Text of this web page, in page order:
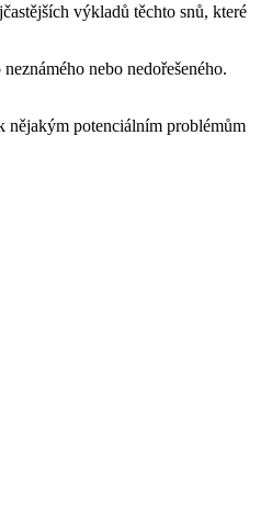
výkladů těchto snů, které
nebo nedořešeného.
nějakým potenciálním problémům